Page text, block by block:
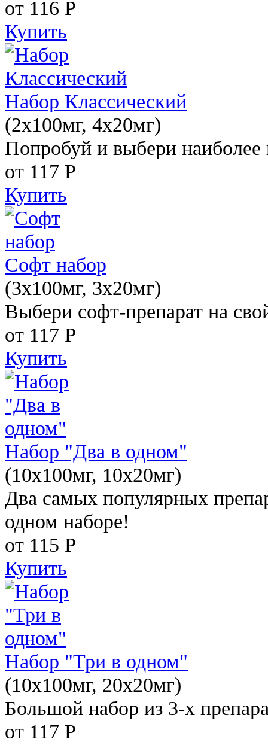
от 116 Р
Купить
Набор Классический
(2x100мг, 4x20мг)
Попробуй и выбери наиболее
от 117 Р
Купить
Софт набор
(3x100мг, 3x20мг)
Выбери софт-препарат на
от 117 Р
Купить
Набор "Два в одном"
(10x100мг, 10x20мг)
Два самых популярных
одном наборе!
от 115 Р
Купить
Набор "Три в одном"
(10x100мг, 20x20мг)
Большой набор из 3-х
от 117 Р